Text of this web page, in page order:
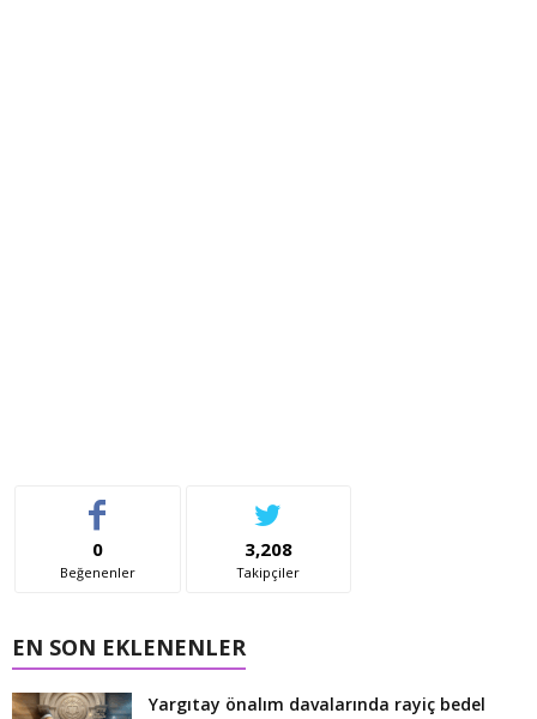
0
Beğenenler
3,208
Takipçiler
EN SON EKLENENLER
Yargıtay önalım davalarında rayiç bedel